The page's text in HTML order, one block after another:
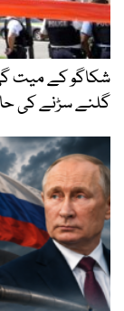
گلنے سڑنے کی